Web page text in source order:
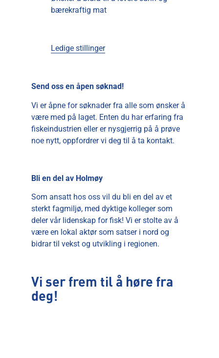
bærekraftig mat
Ledige stillinger
Send oss en åpen søknad!
Vi er åpne for søknader fra alle som ønsker å
være med på laget. Enten du har erfaring fra
fiskeindustrien eller er nysgjerrig på å prøve
noe nytt, oppfordrer vi deg til å ta kontakt.
Bli en del av Holmøy
Som ansatt hos oss vil du bli en del av et
sterkt fagmiljø, med dyktige kolleger som
deler vår lidenskap for fisk! Vi er stolte av å
være en lokal aktør som satser i nord og
bidrar til vekst og utvikling i regionen.
Vi ser frem til å høre fra
deg!